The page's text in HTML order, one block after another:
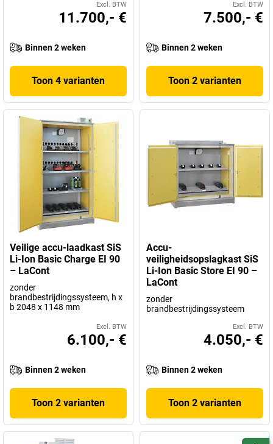
Excl. BTW
11.700,- €
Binnen 2 weken
Toon 4 varianten
Excl. BTW
7.500,- €
Binnen 2 weken
Toon 2 varianten
Veilige accu-laadkast SiS
Li-Ion Basic Charge EI 90
– LaCont
zonder
brandbestrijdingssysteem, h x
b 2048 x 1148 mm
Excl. BTW
6.100,- €
Binnen 2 weken
Toon 2 varianten
Accu-
veiligheidsopslagkast SiS
Li-Ion Basic Store EI 90 –
LaCont
zonder
brandbestrijdingssysteem
Excl. BTW
4.050,- €
Binnen 2 weken
Toon 2 varianten